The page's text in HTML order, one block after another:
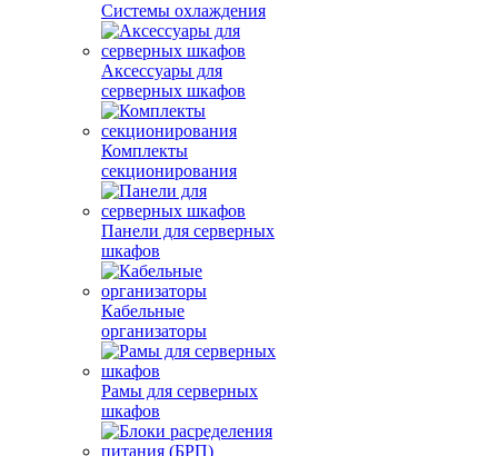
Системы охлаждения
Аксессуары для
серверных шкафов
Комплекты
секционирования
Панели для серверных
шкафов
Кабельные
организаторы
Рамы для серверных
шкафов